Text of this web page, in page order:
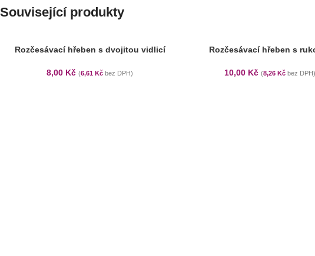
Související produkty
SOLD OUT
Rozčesávací hřeben s dvojitou vidlicí
8,00 Kč (6,61Kč bez DPH)
Rozčesávací hřeben s
10,00 Kč (8,26 Kčbez DPH)